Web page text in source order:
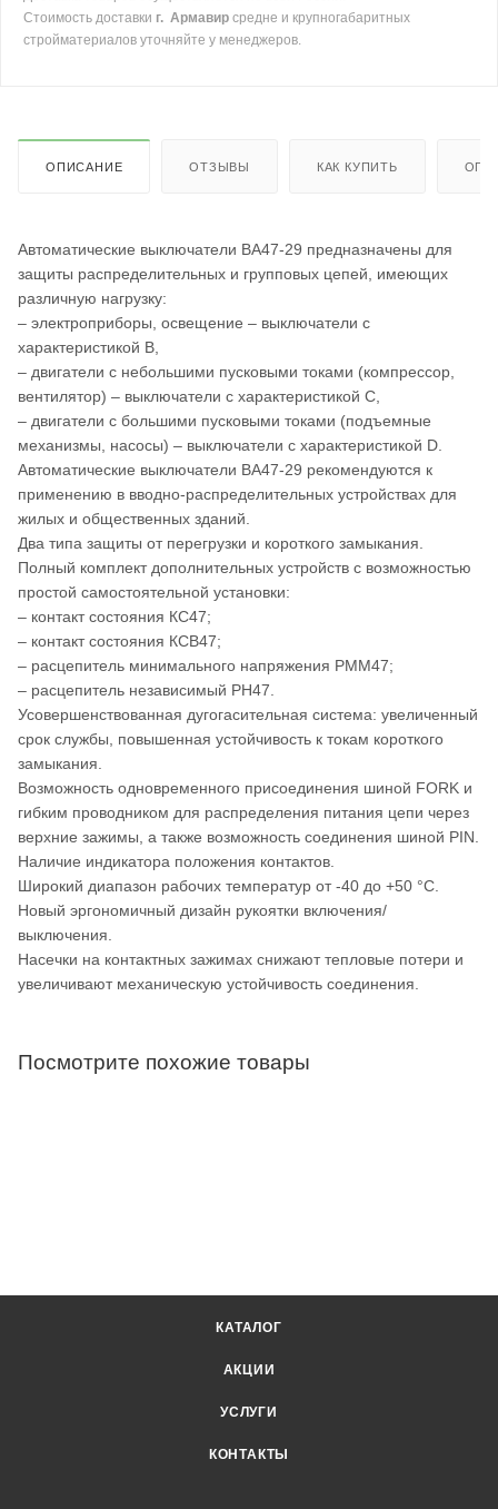
Стоимость доставки г. Армавир средне и крупногабаритных
стройматериалов уточняйте у менеджеров.
ОПИСАНИЕ ОТЗЫВЫ КАК КУПИТЬ
Автоматические выключатели ВА47-29 предназначены для
защиты распределительных и групповых цепей, имеющих
различную нагрузку:
– электроприборы, освещение – выключатели с
характеристикой В,
– двигатели с небольшими пусковыми токами (компрессор,
вентилятор) – выключатели с характеристикой C,
– двигатели с большими пусковыми токами (подъемные
механизмы, насосы) – выключатели с характеристикой D.
Автоматические выключатели ВА47-29 рекомендуются к
применению в вводно-распределительных устройствах для
жилых и общественных зданий.
Два типа защиты от перегрузки и короткого замыкания.
Полный комплект дополнительных устройств с возможностью
простой самостоятельной установки:
– контакт состояния КС47;
– контакт состояния КСВ47;
– расцепитель минимального напряжения РММ47;
– расцепитель независимый РН47.
Усовершенствованная дугогасительная система: увеличенный
срок службы, повышенная устойчивость к токам короткого
замыкания.
Возможность одновременного присоединения шиной FORK и
гибким проводником для распределения питания цепи через
верхние зажимы, а также возможность соединения шиной PIN.
Наличие индикатора положения контактов.
Широкий диапазон рабочих температур от -40 до +50 °С.
Новый эргономичный дизайн рукоятки включения/
выключения.
Насечки на контактных зажимах снижают тепловые потери и
увеличивают механическую устойчивость соединения.
Посмотрите похожие товары
КАТАЛОГ
АКЦИИ
УСЛУГИ
КОНТАКТЫ